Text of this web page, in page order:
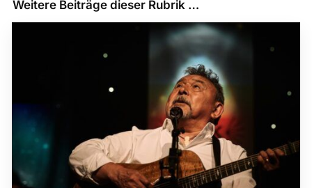
Weitere Beiträge dieser Rubrik …